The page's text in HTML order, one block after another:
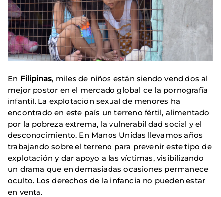
En Filipinas, miles de niños están siendo vendidos al
mejor postor en el mercado global de la pornografía
infantil. La explotación sexual de menores ha
encontrado en este país un terreno fértil, alimentado
por la pobreza extrema, la vulnerabilidad social y el
desconocimiento. En Manos Unidas llevamos años
trabajando sobre el terreno para prevenir este tipo de
explotación y dar apoyo a las víctimas, visibilizando
un drama que en demasiadas ocasiones permanece
oculto. Los derechos de la infancia no pueden estar
en venta.